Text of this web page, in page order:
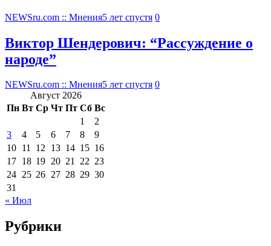
NEWSru.com :: Мнения5 лет спустя 0
Виктор Шендерович: “Рассуждение о
народе”
NEWSru.com :: Мнения5 лет спустя 0
Август 2026
Пн Вт Ср Чт Пт Сб Вс
1
2
3
4 5 6 7 8
9
10 11 12 13 14 15 16
17 18 19 20 21 22 23
24 25 26 27 28 29 30
31
« Июл
Рубрики